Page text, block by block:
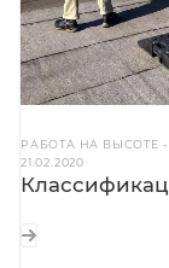
РАБОТА НА ВЫСОТЕ
21.02.2020